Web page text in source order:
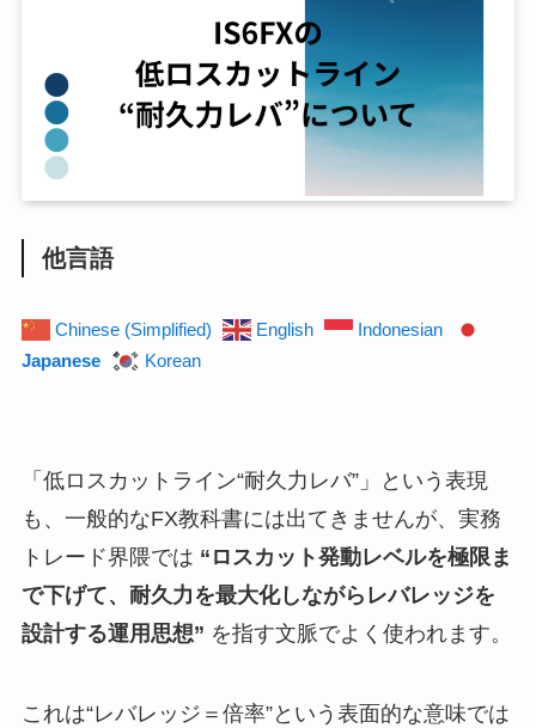
他言語
Chinese (Simplified) English
Indonesian
Japanese
Korean
「低ロスカットライン“耐久力レバ”」という表現
も、一般的なFX教科書には出てきませんが、実務
トレード界隈では “ロスカット発動レベルを極限ま
で下げて、耐久力を最大化しながらレバレッジを
設計する運用思想” を指す文脈でよく使われます。
これは“レバレッジ＝倍率”という表面的な意味では